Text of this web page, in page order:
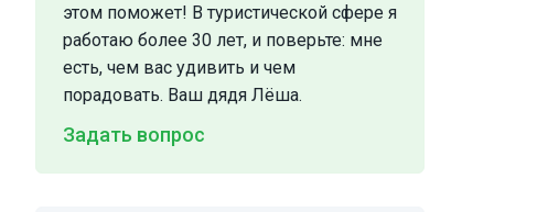
этом поможет! В туристической сфере я
работаю более 30 лет, и поверьте: мне
есть, чем вас удивить и чем
порадовать. Ваш дядя Лёша.
Задать вопрос